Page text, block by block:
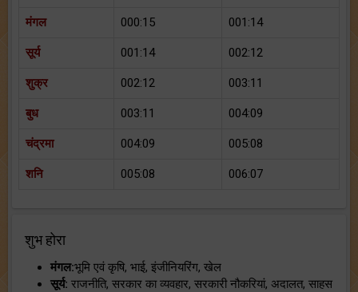
मंगल 000:15 001:14
सूर्य 001:14 002:12
शुक्र 002:12 003:11
बुध 003:11 004:09
चंद्रमा 004:09 005:08
शनि 005:08 006:07
शुभ होरा
मंगल:भूमि एवं कृषि, भाई, इंजीनियरिंग, खेल
सूर्य: राजनीति, सरकार का व्यवहार, सरकारी नौकरियां, अदालत, साहस